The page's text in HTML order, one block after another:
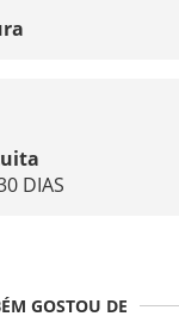
DIAS
GOSTOU DE